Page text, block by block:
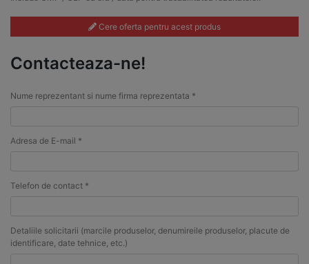
Cere oferta pentru acest produs
Contacteaza-ne!
Nume reprezentant si nume firma reprezentata *
Adresa de E-mail *
Telefon de contact *
Detaliile solicitarii (marcile produselor, denumireile produselor, placute de
identificare, date tehnice, etc.)